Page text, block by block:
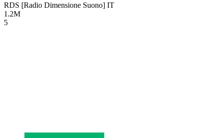
RDS [Radio Dimensione Suono] IT
1.2M
5